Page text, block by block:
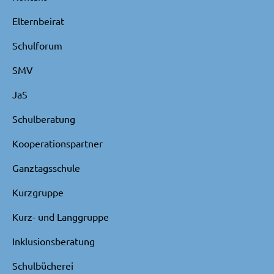
Elternbeirat
Schulforum
SMV
JaS
Schulberatung
Kooperationspartner
Ganztagsschule
Kurzgruppe
Kurz- und Langgruppe
Inklusionsberatung
Schulbücherei